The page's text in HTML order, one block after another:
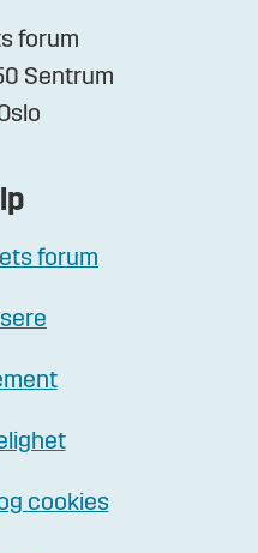
forum
Sentrum
forum
cookies